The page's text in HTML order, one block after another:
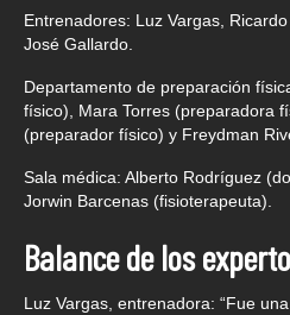
Entrenadores: Luz Vargas,
José Gallardo.
Departamento de preparación
físico), Mara Torres (preparadora
(preparador físico) y Freydman
Sala médica: Alberto Rodríguez
Jorwin Barcenas (fisioterapeuta).
Balance de los
Luz Vargas, entrenadora: “Fue